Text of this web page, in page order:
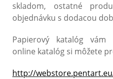
skladom, ostatné
objednávku s dodacou
Papierový katalóg vám
online katalóg si môžete
http://